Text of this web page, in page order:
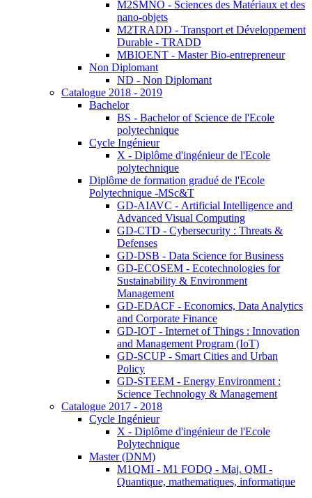
M2SMNO - Sciences des Matériaux et des
nano-objets
M2TRADD - Transport et Développement
Durable - TRADD
MBIOENT - Master Bio-entrepreneur
Non Diplomant
ND - Non Diplomant
Catalogue 2018 - 2019
Bachelor
BS - Bachelor of Science de l'Ecole
polytechnique
Cycle Ingénieur
X - Diplôme d'ingénieur de l'Ecole
polytechnique
Diplôme de formation gradué de l'Ecole
Polytechnique -MSc&T
GD-AIAVC - Artificial Intelligence and
Advanced Visual Computing
GD-CTD - Cybersecurity : Threats &
Defenses
GD-DSB - Data Science for Business
GD-ECOSEM - Ecotechnologies for
Sustainability & Environment
Management
GD-EDACF - Economics, Data Analytics
and Corporate Finance
GD-IOT - Internet of Things : Innovation
and Management Program (IoT)
GD-SCUP - Smart Cities and Urban
Policy
GD-STEEM - Energy Environment :
Science Technology & Management
Catalogue 2017 - 2018
Cycle Ingénieur
X - Diplôme d'ingénieur de l'Ecole
Polytechnique
Master (DNM)
M1QMI - M1 FODQ - Maj. QMI -
Quantique, mathematiques, informatique